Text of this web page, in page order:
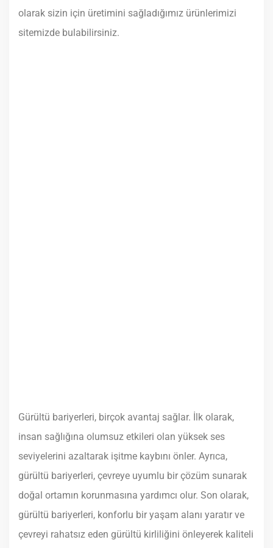
olarak sizin için üretimini sağladığımız ürünlerimizi
sitemizde bulabilirsiniz.
Gürültü bariyerleri, birçok avantaj sağlar. İlk olarak,
insan sağlığına olumsuz etkileri olan yüksek ses
seviyelerini azaltarak işitme kaybını önler. Ayrıca,
gürültü bariyerleri, çevreye uyumlu bir çözüm sunarak
doğal ortamın korunmasına yardımcı olur. Son olarak,
gürültü bariyerleri, konforlu bir yaşam alanı yaratır ve
çevreyi rahatsız eden gürültü kirliliğini önleyerek kaliteli